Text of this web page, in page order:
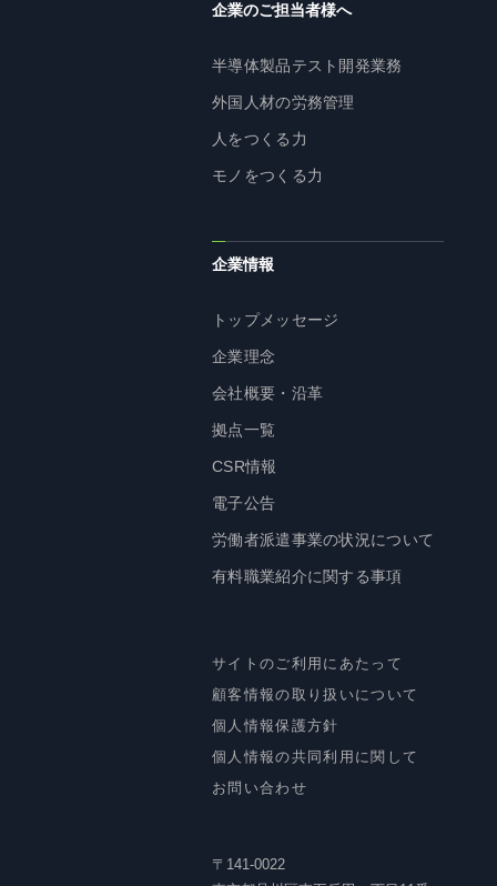
企業のご担当者様へ
半導体製品テスト開発業務
外国人材の労務管理
人をつくる力
モノをつくる力
企業情報
トップメッセージ
企業理念
会社概要・沿革
拠点一覧
CSR情報
電子公告
労働者派遣事業の状況について
有料職業紹介に関する事項
サイトのご利用にあたって
顧客情報の取り扱いについて
個人情報保護方針
個人情報の共同利用に関して
お問い合わせ
〒141-0022